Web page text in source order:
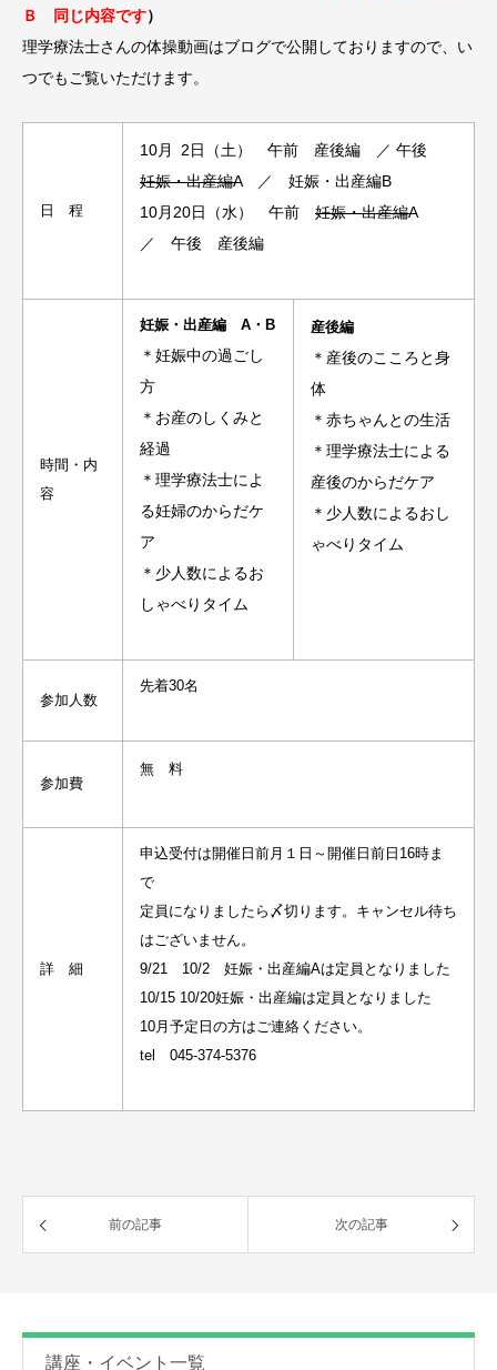
Ｂ 同じ内容です）
理学療法士さんの体操動画はブログで公開しておりますので、い
つでもご覧いただけます。
日 程
10月 2日（土） 午前 産後編 ／ 午後
妊娠・出産編A／ 妊娠・出産編B
10月20日（水） 午前 妊娠・出産編A
／ 午後 産後編
時間・内
容
妊娠・出産編 A・B
＊妊娠中の過ごし
方
＊お産のしくみと
経過
＊ 理学療法士によ
る妊婦のからだケ
ア
＊少人数によるお
しゃべりタイム
産後編
＊産後のこころと身
体
＊赤ちゃんとの生活
＊理学療法士による
産後のからだケア
＊少人数によるおし
ゃべりタイム
参加人数
先着30名
参加費
無 料
詳 細
申込受付は開催日前月１日～開催日前日16時ま
で
定員になりましたら〆切ります。キャンセル待ち
はございません。
9/21 10/2 妊娠・出産編Aは定員となりました
10/15 10/20妊娠・出産編は定員となりました
10月予定日の方はご連絡ください。
tel 045-374-5376
前の記事 次の記事
講座・イベント一覧